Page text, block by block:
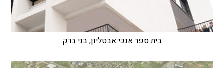
בית ספר אנכי אבטליון, בני ברק